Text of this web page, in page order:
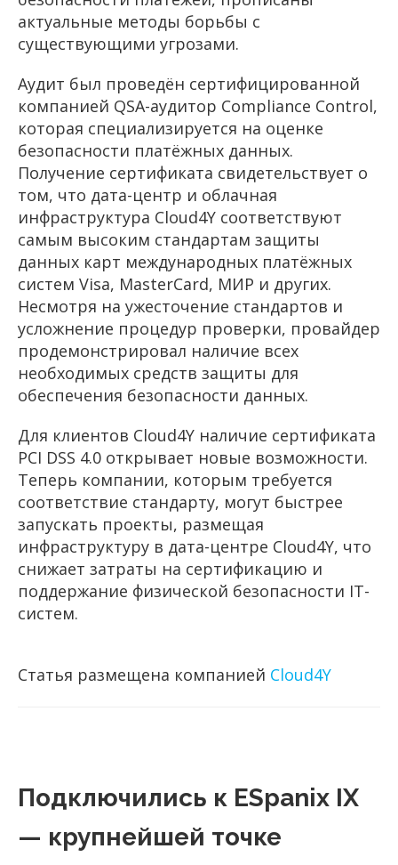
актуальные методы борьбы с
существующими угрозами.
Аудит был проведён сертифицированной
компанией QSA-аудитор Compliance Control,
которая специализируется на оценке
безопасности платёжных данных.
Получение сертификата свидетельствует о
том, что дата-центр и облачная
инфраструктура Cloud4Y соответствуют
самым высоким стандартам защиты
данных карт международных платёжных
систем Visa, MasterCard, МИР и других.
Несмотря на ужесточение стандартов и
усложнение процедур проверки, провайдер
продемонстрировал наличие всех
необходимых средств защиты для
обеспечения безопасности данных.
Для клиентов Cloud4Y наличие сертификата
PCI DSS 4.0 открывает новые возможности.
Теперь компании, которым требуется
соответствие стандарту, могут быстрее
запускать проекты, размещая
инфраструктуру в дата-центре Cloud4Y, что
снижает затраты на сертификацию и
поддержание физической безопасности IT-
систем.
Статья размещена компанией Cloud4Y
Подключились к ESpanix IX
— крупнейшей точке